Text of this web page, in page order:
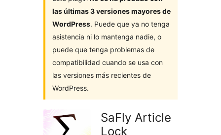
las últimas 3 versiones mayores de
WordPress. Puede que ya no tenga
asistencia ni lo mantenga nadie, o
puede que tenga problemas de
compatibilidad cuando se usa con
las versiones más recientes de
WordPress.
SaFly Article
Lock